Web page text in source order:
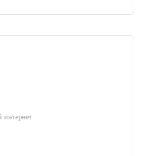
интернет